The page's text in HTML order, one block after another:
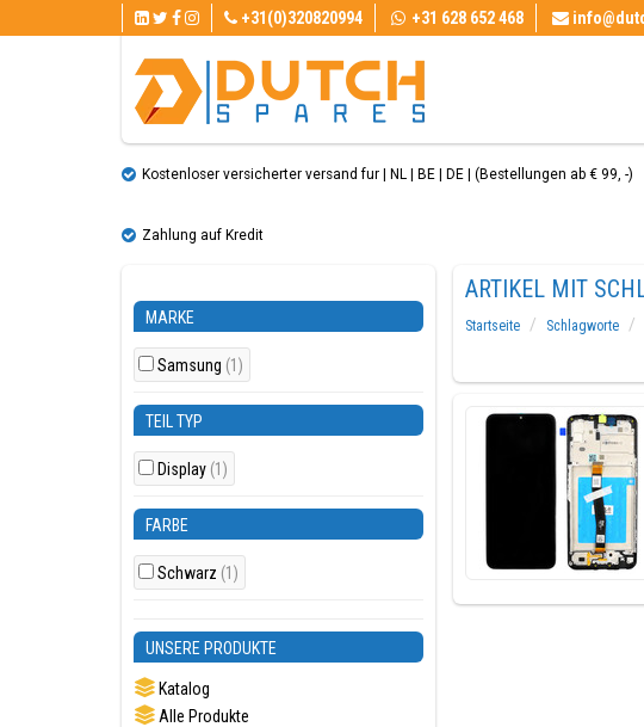
+31(0)320820994 +31 628 652 468
Kostenloser versicherter versand fur | NL | BE | DE | (Bestellungen ab € 99, ​​-)
Zahlung auf Kredit
MARKE
Samsung (1)
TEIL TYP
Display (1)
FARBE
Schwarz (1)
UNSERE PRODUKTE
Katalog
Alle Produkte
ARTIKEL MIT
Startseite Schlagworte